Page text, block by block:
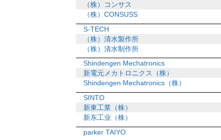
（株）コンサス
（株）CONSUSS
S-TECH
（株）清水製作所
（株）清水制作所
Shindengen Mechatronics
新電元メカトロニクス（株）
Shindengen Mechatronics（株）
SINTO
新東工業（株）
新东工业（株）
parker TAIYO